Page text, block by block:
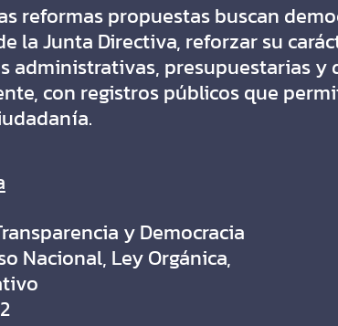
reformas propuestas buscan
la Junta Directiva, reforzar su
administrativas, presupuestarias y
con registros públicos que
y Democracia
Nacional, Ley Orgánica,